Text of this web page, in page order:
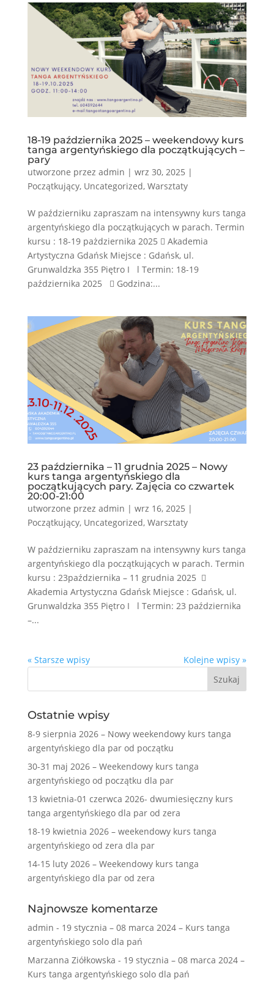
18-19 października 2025 – weekendowy kurs
tanga argentyńskiego dla początkujących –
pary
utworzone przez admin | wrz 30, 2025 |
Początkujący, Uncategorized, Warsztaty
W październiku zapraszam na intensywny kurs tanga
argentyńskiego dla początkujących w parach. Termin
kursu : 18-19 pażdziernika 2025  Akademia
Artystyczna Gdańsk Miejsce : Gdańsk, ul.
Grunwaldzka 355 Piętro I l Termin: 18-19
października 2025  Godzina:...
23 października – 11 grudnia 2025 – Nowy
kurs tanga argentyńskiego dla
początkujących pary. Zajęcia co czwartek
20:00-21:00
utworzone przez admin | wrz 16, 2025 |
Początkujący, Uncategorized, Warsztaty
W październiku zapraszam na intensywny kurs tanga
argentyńskiego dla początkujących w parach. Termin
kursu : 23października – 11 grudnia 2025 
Akademia Artystyczna Gdańsk Miejsce : Gdańsk, ul.
Grunwaldzka 355 Piętro I l Termin: 23 października
–...
« Starsze wpisy Kolejne wpisy »
Ostatnie wpisy
8-9 sierpnia 2026 – Nowy weekendowy kurs tanga
argentyńskiego dla par od początku
30-31 maj 2026 – Weekendowy kurs tanga
argentyńskiego od początku dla par
13 kwietnia-01 czerwca 2026- dwumiesięczny kurs
tanga argentyńskiego dla par od zera
18-19 kwietnia 2026 – weekendowy kurs tanga
argentyńskiego od zera dla par
14-15 luty 2026 – Weekendowy kurs tanga
argentyńskiego dla par od zera
Najnowsze komentarze
admin - 19 stycznia – 08 marca 2024 – Kurs tanga
argentyńskiego solo dla pań
Marzanna Ziółkowska - 19 stycznia – 08 marca 2024 –
Kurs tanga argentyńskiego solo dla pań